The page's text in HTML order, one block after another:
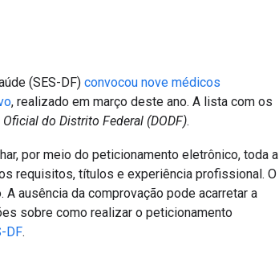
(SES-DF) convocou nove médicos
, realizado em março deste ano. A lista com os
do Distrito Federal (DODF).
por meio do peticionamento eletrônico, toda a
requisitos, títulos e experiência profissional. O
ausência da comprovação pode acarretar a
sobre como realizar o peticionamento
DF.